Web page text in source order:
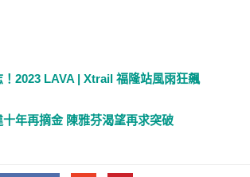
2023 LAVA | Xtrail 福隆站風雨狂飆
年再摘金 陳雅芬渴望再求突破